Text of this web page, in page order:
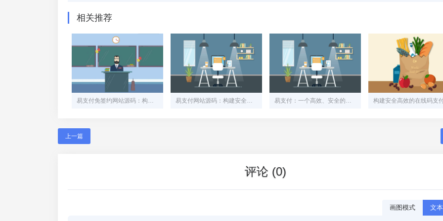
相关推荐
易支付免签约网站源码：构建安全高效的在线支付平台 易支付网站源码：构建安全、高效的在线支付解决方案 易支付：一个高效、安全的在线支付系统解决方案
上一篇
评论 (0)
画图模式 文